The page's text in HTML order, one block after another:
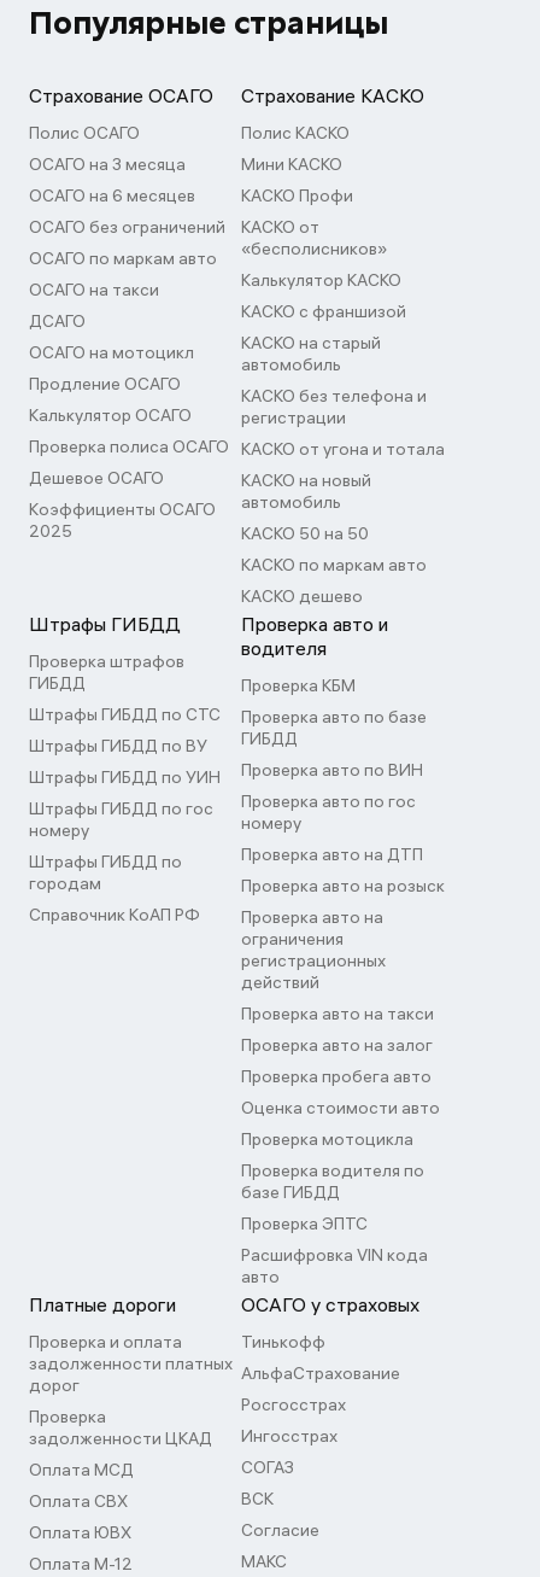
Популярные страницы
Страхование ОСАГО
Полис ОСАГО
ОСАГО на 3 месяца
ОСАГО на 6 месяцев
ОСАГО без ограничений
ОСАГО по маркам авто
ОСАГО на такси
ДСАГО
ОСАГО на мотоцикл
Продление ОСАГО
Калькулятор ОСАГО
Проверка полиса ОСАГО
Дешевое ОСАГО
Коэффициенты ОСАГО
2025
Страхование КАСКО
Полис КАСКО
Мини КАСКО
КАСКО Профи
КАСКО от
«бесполисников»
Калькулятор КАСКО
КАСКО с франшизой
КАСКО на старый
автомобиль
КАСКО без телефона и
регистрации
КАСКО от угона и тотала
КАСКО на новый
автомобиль
КАСКО 50 на 50
КАСКО по маркам авто
КАСКО дешево
Штрафы ГИБДД
Проверка штрафов
ГИБДД
Штрафы ГИБДД по СТС
Штрафы ГИБДД по ВУ
Штрафы ГИБДД по УИН
Штрафы ГИБДД по гос
номеру
Штрафы ГИБДД по
городам
Справочник КоАП РФ
Проверка авто и
водителя
Проверка КБМ
Проверка авто по базе
ГИБДД
Проверка авто по ВИН
Проверка авто по гос
номеру
Проверка авто на ДТП
Проверка авто на розыск
Проверка авто на
ограничения
регистрационных
действий
Проверка авто на такси
Проверка авто на залог
Проверка пробега авто
Оценка стоимости авто
Проверка мотоцикла
Проверка водителя по
базе ГИБДД
Проверка ЭПТС
Расшифровка VIN кода
авто
Платные дороги
Проверка и оплата
задолженности платных
дорог
Проверка
задолженности ЦКАД
Оплата МСД
Оплата СВХ
Оплата ЮВХ
Оплата М-12
ОСАГО у страховых
Тинькофф
АльфаСтрахование
Росгосстрах
Ингосстрах
СОГАЗ
ВСК
Согласие
МАКС